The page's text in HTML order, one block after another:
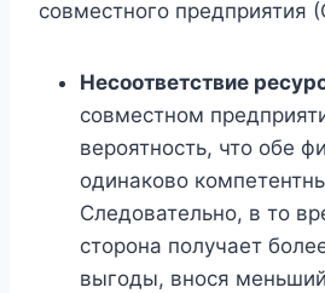
совместного предприятия
Несоответствие
совместном
вероятность, что обе
одинаково
Следовательно, в то
сторона получает
выгоды, внося